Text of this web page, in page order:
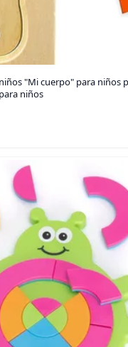
"Mi cuerpo" para niños
niños